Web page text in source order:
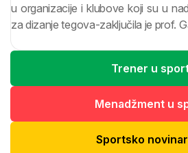
u organizacije i klubove koji su u
za dizanje tegova-zaključila je prof.
Trener u
Menadžment u
Sportsko